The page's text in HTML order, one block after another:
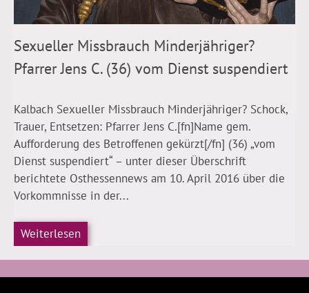
Sexueller Missbrauch Minderjähriger?
Pfarrer Jens C. (36) vom Dienst suspendiert
Kalbach Sexueller Missbrauch Minderjähriger? Schock,
Trauer, Entsetzen: Pfarrer Jens C.[fn]Name gem.
Aufforderung des Betroffenen gekürzt[/fn] (36) „vom
Dienst suspendiert“ – unter dieser Überschrift
berichtete Osthessennews am 10. April 2016 über die
Vorkommnisse in der...
Weiterlesen